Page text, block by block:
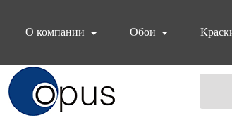
О компании
Обои
Блок поиска